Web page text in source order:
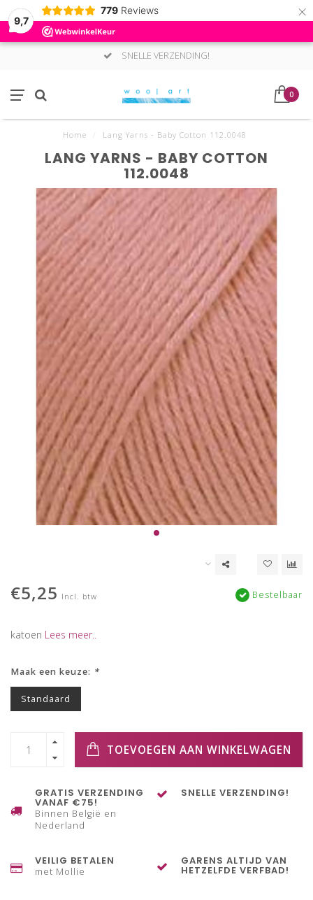
9,7
779 Reviews ×
SNELLE VERZENDING!
0
Home Lang Yarns - Baby Cotton 112.0048
LANG YARNS - BABY COTTON
112.0048
€5,25 Incl. btw Bestelbaar
katoen Lees meer..
Maak een keuze: *
Standaard
TOEVOEGEN AAN WINKELWAGEN
GRATIS VERZENDING
VANAF €75!
Binnen België en
Nederland
SNELLE VERZENDING!
VEILIG BETALEN
met Mollie
GARENS ALTIJD VAN
HETZELFDE VERFBAD!